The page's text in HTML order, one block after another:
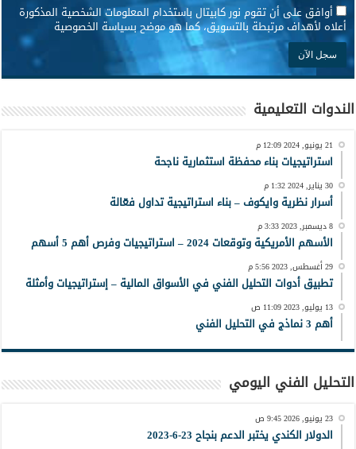
* أوافق على أن تقوم نور كابيتال باستخدام المعلومات الشخصية المذكورة
أعلاه لأهداف مرتبطة بالتسويق، كما هو موضح بسياسة الخصوصية
الندوات التعليمية
21 يونيو, 2024 12:09 م
استراتيجيات بناء محفظة استثمارية ناجحة
30 يناير, 2024 1:32 م
أسرار نظرية وايكوف – بناء استراتيجية تداول فعّالة
8 ديسمبر, 2023 3:33 م
الأسهم الأمريكية وتوقعات 2024 – استراتيجيات وفرص أهم 5 أسهم
29 أغسطس, 2023 5:56 م
تطبيق أدوات التحليل الفني في الأسواق المالية – إستراتيجيات وأمثلة
13 يوليو, 2023 11:09 ص
أهم 3 نماذج في التحليل الفني
التحليل الفني اليومي
23 يونيو, 2026 9:45 ص
الدولار الكندي يختبر الدعم بنجاح 23-6-2023